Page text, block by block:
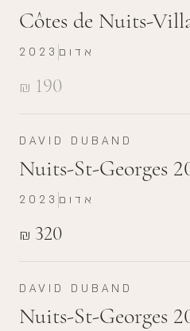
Côtes de Nuits-
₪ 190
2023 אדום
DAVID DUBAND
Nuits-St-Georges
₪ 320
2023 אדום
DAVID DUBAND
Nuits-St-Georges